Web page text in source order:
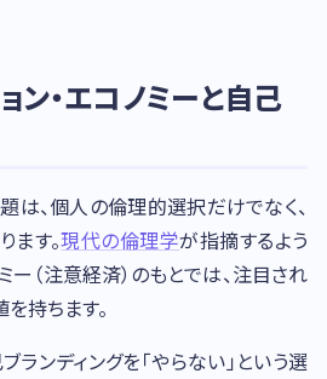
ン・エコノミーと自己
は、個人の倫理的選択だけでなく、
ます。現代の倫理学が指摘するよう
ー（注意経済）のもとでは、注目され
持ちます。
ランディングを「やらない」という選